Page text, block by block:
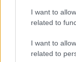
I want to
related to
I want to
related to